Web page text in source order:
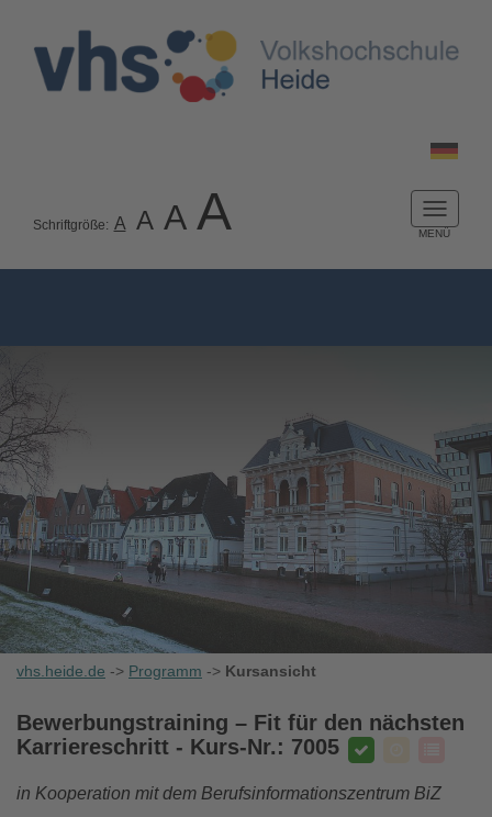
Schriftgröße: A A A A
vhs.heide.de -> Programm -> Kursansicht
Bewerbungstraining – Fit für den nächsten
Karriereschritt - Kurs-Nr.: 7005
in Kooperation mit dem Berufsinformationszentrum BiZ